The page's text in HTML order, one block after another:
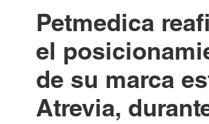
Antibióticos
Antiparasitarios
Antiinflamatorios
Anestésicos
accede
a los
contenidos
exclusivos.
Petmedica
el
de su marca
Atrevia,